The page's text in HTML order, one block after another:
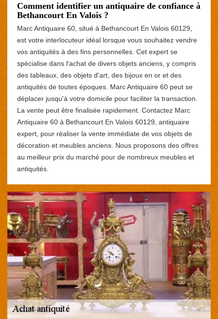
Comment identifier un antiquaire de confiance à
Bethancourt En Valois ?
Marc Antiquaire 60, situé à Bethancourt En Valois 60129,
est votre interlocuteur idéal lorsque vous souhaitez vendre
vos antiquités à des fins personnelles. Cet expert se
spécialise dans l'achat de divers objets anciens, y compris
des tableaux, des objets d'art, des bijoux en or et des
antiquités de toutes époques. Marc Antiquaire 60 peut se
déplacer jusqu'à votre domicile pour faciliter la transaction.
La vente peut être finalisée rapidement. Contactez Marc
Antiquaire 60 à Bethancourt En Valois 60129, antiquaire
expert, pour réaliser la vente immédiate de vos objets de
décoration et meubles anciens. Nous proposons des offres
au meilleur prix du marché pour de nombreux meubles et
antiquités.